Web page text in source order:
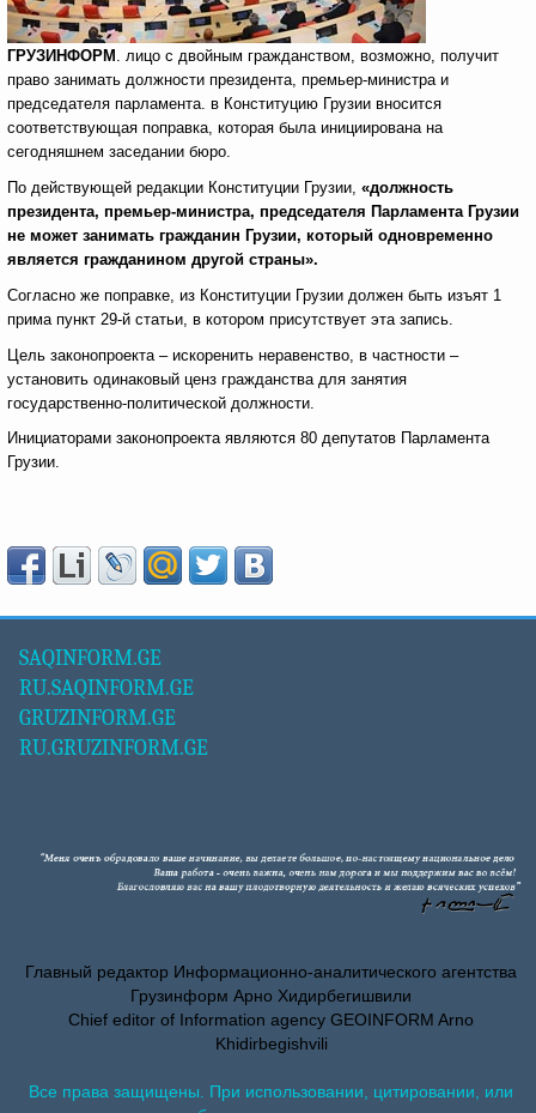
ГРУЗИНФОРМ . лицо с двойным гражданством, возможно, получит
право занимать должности президента, премьер-министра и
председателя парламента. в Конституцию Грузии вносится
соответствующая поправка, которая была инициирована на
сегодняшнем заседании бюро.
По действующей редакции Конституции Грузии, «должность
президента, премьер-министра, председателя Парламента Грузии
не может занимать гражданин Грузии, который одновременно
является гражданином другой страны».
Согласно же поправке, из Конституции Грузии должен быть изъят 1
прима пункт 29-й статьи, в котором присутствует эта запись.
Цель законопроекта – искоренить неравенство, в частности –
установить одинаковый ценз гражданства для занятия
государственно-политической должности.
Инициаторами законопроекта являются 80 депутатов Парламента
Грузии.
SAQINFORM.GE
RU.SAQINFORM.GE
GRUZINFORM.GE
RU.GRUZINFORM.GE
Главный редактор Информационно-аналитического агентства
Грузинформ Арно Хидирбегишвили
Chief editor of Information agency GEOINFORM Arno
Khidirbegishvili
Все права защищены. При использовании, цитировании, или